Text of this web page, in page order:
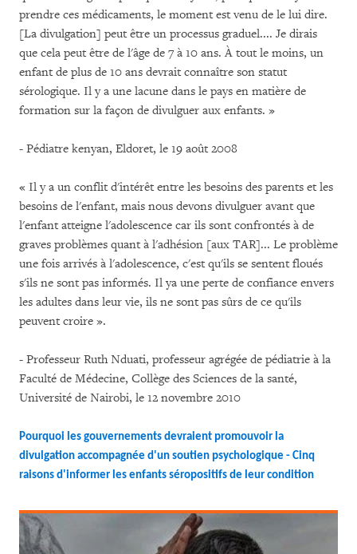
prendre ces médicaments, le moment est venu de le lui dire.
[La divulgation] peut être un processus graduel.... Je dirais
que cela peut être de l'âge de 7 à 10 ans. À tout le moins, un
enfant de plus de 10 ans devrait connaître son statut
sérologique. Il y a une lacune dans le pays en matière de
formation sur la façon de divulguer aux enfants. »
- Pédiatre kenyan, Eldoret, le 19 août 2008
« Il y a un conflit d'intérêt entre les besoins des parents et les
besoins de l'enfant, mais nous devons divulguer avant que
l'enfant atteigne l'adolescence car ils sont confrontés à de
graves problèmes quant à l'adhésion [aux TAR]... Le problème
une fois arrivés à l'adolescence, c'est qu'ils se sentent floués
s'ils ne sont pas informés. Il ya une perte de confiance envers
les adultes dans leur vie, ils ne sont pas sûrs de ce qu'ils
peuvent croire ».
- Professeur Ruth Nduati, professeur agrégée de pédiatrie à la
Faculté de Médecine, Collège des Sciences de la santé,
Université de Nairobi, le 12 novembre 2010
Pourquoi les gouvernements devraient promouvoir la
divulgation accompagnée d'un soutien psychologique - Cinq
raisons d'informer les enfants séropositifs de leur condition